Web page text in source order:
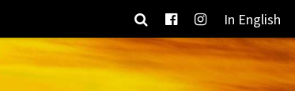
In English